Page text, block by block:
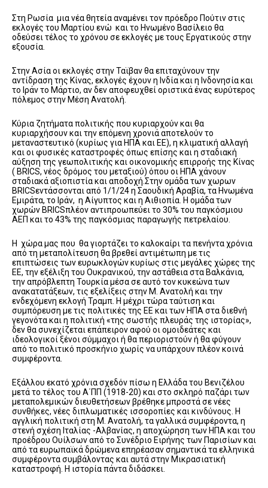
Στη Ρωσία μια νέα θητεία αναμένει τον πρόεδρο Πούτιν στις
εκλογές του Μαρτίου ενώ και το Ηνωμένο Βασίλειο θα
οδεύσει τέλος το χρόνου σε εκλογές με τους Εργατικούς στην
εξουσία.
Στην Ασία οι εκλογές στην Ταϊβαν θα επιταχύνουν την
αντίδραση της Κίνας, εκλογές έχουν η Ινδία και η Ινδονησία και
το Ιράν το Μάρτιο, αν δεν αποφευχθεί οριστικά ένας ευρύτερος
πόλεμος στην Μέση Ανατολή.
Κύρια ζητήματα πολιτικής που κυριαρχούν και θα
κυριαρχήσουν και την επόμενη χρονιά αποτελούν το
μεταναστευτικό (κυρίως για ΗΠΑ και ΕΕ), η κλιματική αλλαγή
και οι φυσικές καταστροφές όπως επίσης και η σταδιακή
αύξηση της γεωπολιτικής και οικονομικής επιρροής της Κίνας
( BRICS, νέος δρόμος του μεταξιού) όπου οι ΗΠΑ χάνουν
σταδιακά αξιοπιστία και αποδοχή.Στην ομάδα των χωρων
BRICSεντάσσονται από 1/1/24 η Σαουδική Αραβία, τα Ηνωμένα
Εμιράτα, το Ιράν, η Αίγυπτος και η Αιθιοπία. Η ομάδα των
χωρών BRICSπλέον αντιπροωπεύει το 30% του παγκόσμιου
ΑΕΠ και το 43% της παγκόσμιας παραγωγής πετρελαίου.
Η χώρα μας που θα γιορτάζει το καλοκαίρι τα πενήντα χρόνια
από τη μεταπολίτευση θα βρεθεί αντιμέτωπη με τις
επιπτώσεις των ευρωκλογών κυρίως στις μεγάλες χώρες της
ΕΕ, την εξέλιξη του Ουκρανικού, την αστάθεια στα Βαλκάνια,
την απρόβλεπτη Τουρκία μέσα σε αυτό τον κυκεώνα των
ανακατατάξεων, τις εξελίξεις στην Μ. Ανατολή και την
ενδεχόμενη εκλογή Τραμπ. Η μέχρι τώρα ταύτιση και
συμπόρευση με τις πολιτικές της ΕΕ και των ΗΠΑ στα διεθνή
γεγονότα και η πολιτική «της σωστής πλευράς της ιστορίας»,
δεν θα συνεχίζεται επάπειρον αφού οι ομοιδεάτες και
ιδεολογικοί ξένοι σύμμαχοι ή θα περιοριστούν ή θα φύγουν
από το πολιτικό προσκήνιο χωρίς να υπάρχουν πλέον κοινά
συμφέροντα.
Εξάλλου εκατό χρόνια σχεδόν πίσω η Ελλάδα του Βενιζέλου
μετά το τέλος του Α΄ΠΠ (1918-20) και στο σκληρό παζάρι των
μεταπολεμικών διευθετήσεων βρέθηκε μπροστά σε νέες
συνθήκες, νέες διπλωματικές ισσοροπίες και κινδύνους. Η
αγγλική πολιτική στη Μ. Ανατολή, τα γαλλικά συμφέροντα, η
στενή σχέση Ιταλίας -Αλβανίας, η αποχώρηση των ΗΠΑ και του
προέδρου Ουίλσων από το Συνέδριο Ειρήνης των Παρισίων και
από τα ευρωπαϊκά δρώμενα επηρέασαν σημαντικά τα ελληνικά
συμφέροντα συμβάλοντας και αυτά στην Μικρασιατική
καταστροφή. Η ιστορία πάντα διδάσκει.